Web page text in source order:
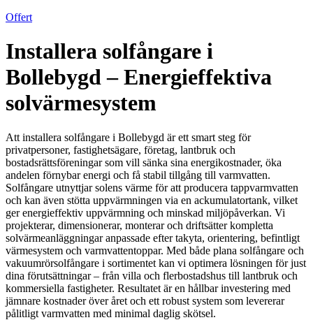
Offert
Installera solfångare i
Bollebygd – Energieffektiva
solvärmesystem
Att installera solfångare i Bollebygd är ett smart steg för
privatpersoner, fastighetsägare, företag, lantbruk och
bostadsrättsföreningar som vill sänka sina energikostnader, öka
andelen förnybar energi och få stabil tillgång till varmvatten.
Solfångare utnyttjar solens värme för att producera tappvarmvatten
och kan även stötta uppvärmningen via en ackumulatortank, vilket
ger energieffektiv uppvärmning och minskad miljöpåverkan. Vi
projekterar, dimensionerar, monterar och driftsätter kompletta
solvärmeanläggningar anpassade efter takyta, orientering, befintligt
värmesystem och varmvattentoppar. Med både plana solfångare och
vakuumrörsolfångare i sortimentet kan vi optimera lösningen för just
dina förutsättningar – från villa och flerbostadshus till lantbruk och
kommersiella fastigheter. Resultatet är en hållbar investering med
jämnare kostnader över året och ett robust system som levererar
pålitligt varmvatten med minimal daglig skötsel.